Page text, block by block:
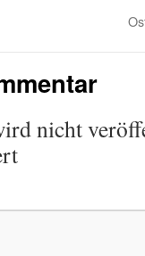
nicht